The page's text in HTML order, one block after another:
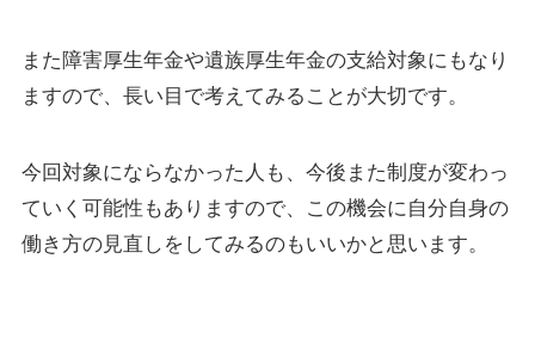
また障害厚生年金や遺族厚生年金の支給対象にもなり
ますので、長い目で考えてみることが大切です。
今回対象にならなかった人も、今後また制度が変わっ
ていく可能性もありますので、この機会に自分自身の
働き方の見直しをしてみるのもいいかと思います。